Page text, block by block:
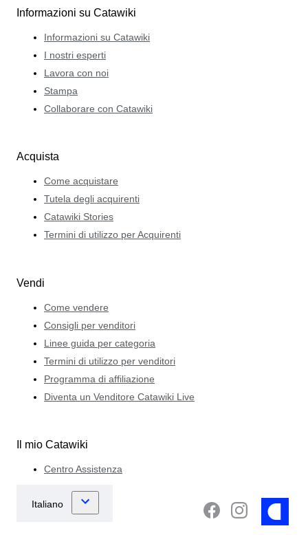
Informazioni su Catawiki
Informazioni su Catawiki
I nostri esperti
Lavora con noi
Stampa
Collaborare con Catawiki
Acquista
Come acquistare
Tutela degli acquirenti
Catawiki Stories
Termini di utilizzo per Acquirenti
Vendi
Come vendere
Consigli per venditori
Linee guida per categoria
Termini di utilizzo per venditori
Programma di affiliazione
Diventa un Venditore Catawiki Live
Il mio Catawiki
Centro Assistenza